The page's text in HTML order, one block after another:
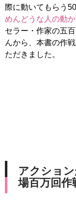
際に動いてもらう
めんどうな人の動
セラー・作家の五
んから、本書の作
ただきました。
アクショ
場百万回作